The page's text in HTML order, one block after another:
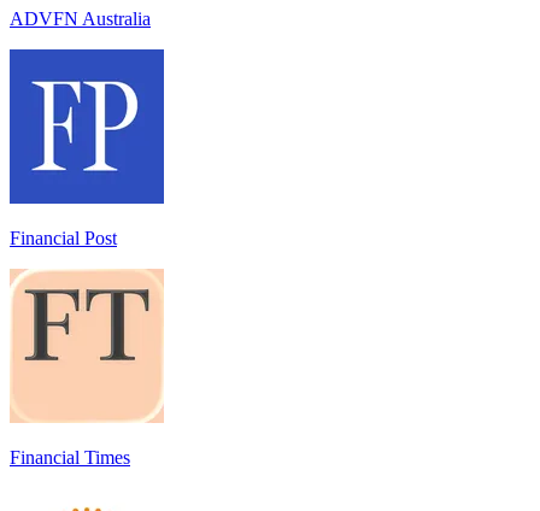
ADVFN Australia
Financial Post
Financial Times